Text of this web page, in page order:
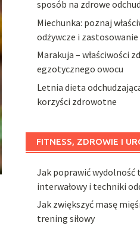
sposób na zdrowe
Miechunka: poznaj
odżywcze i zastosowanie
Marakuja – właściwości
egzotycznego owocu
Letnia dieta
korzyści zdrowotne
FITNESS, ZDROWIE I
Jak poprawić
interwałowy i techniki
Jak zwiększyć masę
trening siłowy